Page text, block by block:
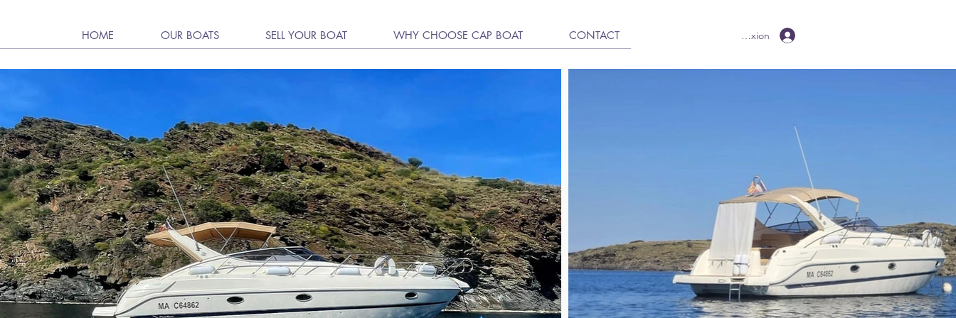
HOME OUR BOATS SELL YOUR BOAT WHY CHOOSE CAP BOAT CONTACT Connexion